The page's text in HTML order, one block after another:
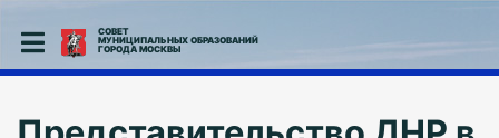
СОВЕТ
МУНИЦИПАЛЬНЫХ ОБРАЗОВАНИЙ
ГОРОДА МОСКВЫ